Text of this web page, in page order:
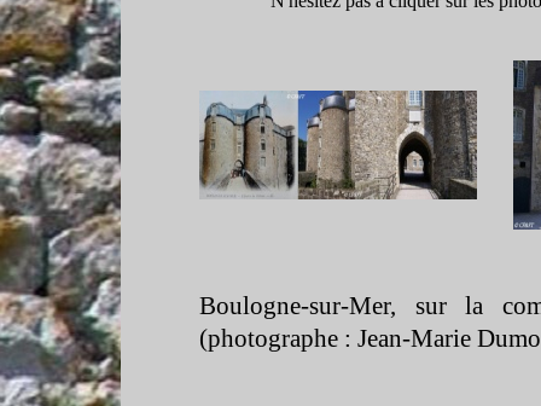
Boulogne-sur-Mer, sur la
(photographe : Jean-Marie